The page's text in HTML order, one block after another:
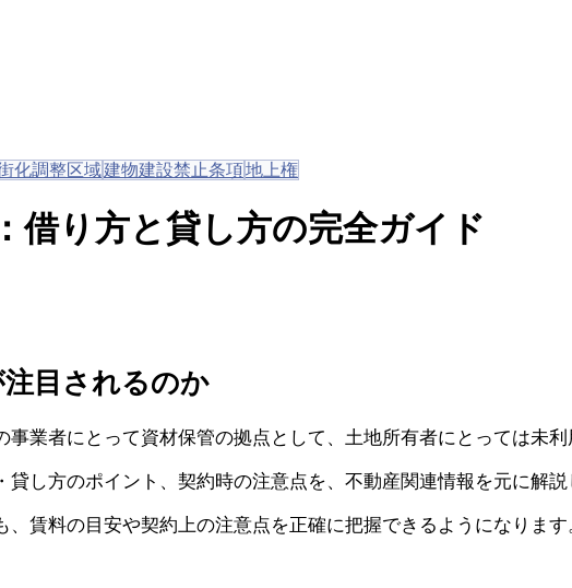
化調整区域建物建設禁止条項地上権
借り方と貸し方の完全ガイド
目されるのか
業者にとって資材保管の拠点として、土地所有者にとっては未
し方のポイント、契約時の注意点を、不動産関連情報を元に解説
賃料の目安や契約上の注意点を正確に把握できるようになります